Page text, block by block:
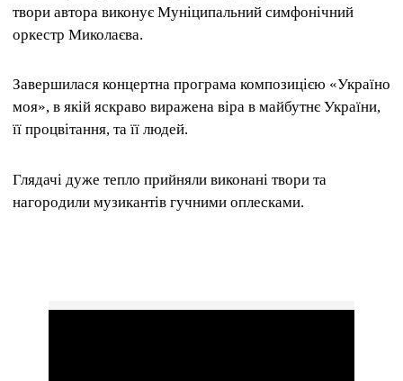
твори автора виконує Муніципальний симфонічний
оркестр Миколаєва.
Завершилася концертна програма композицією «Україно
моя», в якій яскраво виражена віра в майбутнє України,
її процвітання, та її людей.
Глядачі дуже тепло прийняли виконані твори та
нагородили музикантів гучними оплесками.